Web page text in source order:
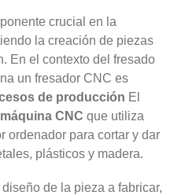
crucial en la
la creación de piezas
En el contexto del fresado
un fresador CNC es
de producción El
máquina CNC que utiliza
ordenador para cortar y dar
plásticos y madera.
de la pieza a fabricar,